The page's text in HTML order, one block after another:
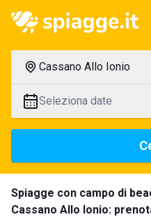
Cassano Allo Ionio
Seleziona date
Spiagge con campo di
Cassano Allo Ionio: